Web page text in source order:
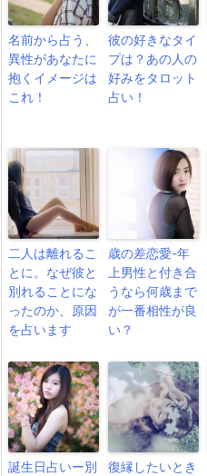
名前から占う、
異性があなたに
抱くイメージは
これ！
彼の好きなタイ
プは？あの人の
好みをタロット
占い！
二人は離れるこ
とに。なぜ彼と
別れることにな
ったのか、原因
を占います
歳の差恋愛-年
上男性と付き合
うなら何歳まで
が一番相性が良
い？
誕生日占いー別
復縁したいとき